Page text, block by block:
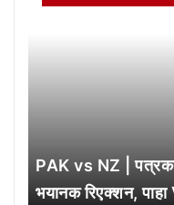
PAK vs NZ |
भयानक रिएक्शन,